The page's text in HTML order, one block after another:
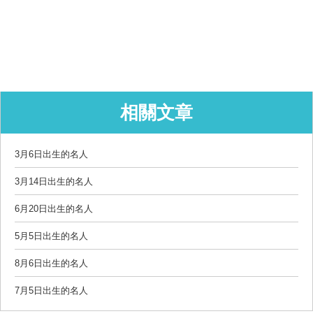
相關文章
3月6日出生的名人
3月14日出生的名人
6月20日出生的名人
5月5日出生的名人
8月6日出生的名人
7月5日出生的名人